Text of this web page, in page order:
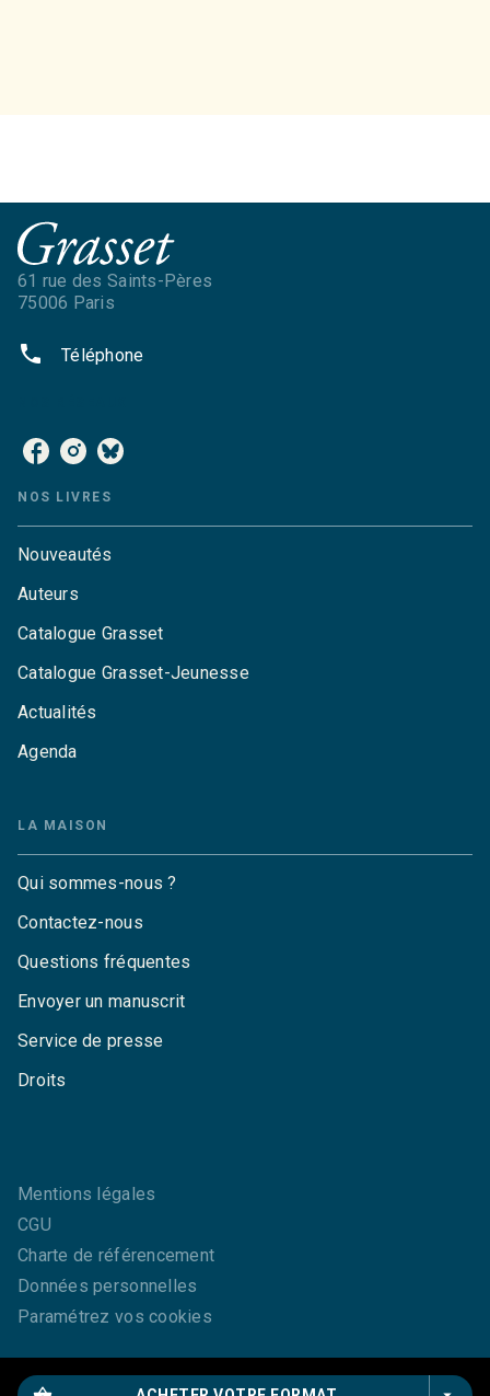
61 rue des Saints-Pères
75006 Paris
phone Téléphone
NOS LIVRES
Nouveautés
Auteurs
Catalogue Grasset
Catalogue Grasset-Jeunesse
Actualités
Agenda
LA MAISON
Qui sommes-nous ?
Contactez-nous
Questions fréquentes
Envoyer un manuscrit
Service de presse
Droits
Mentions légales
CGU
Charte de référencement
Données personnelles
Paramétrez vos cookies